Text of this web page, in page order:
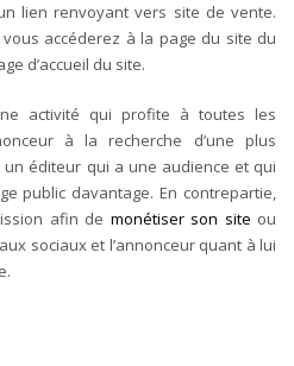
lien renvoyant vers site de vente.
accéderez à la page du site du
d’accueil du site.
activité qui profite à toutes les
à la recherche d’une plus
un éditeur qui a une audience et qui
public davantage. En contrepartie,
afin de monétiser son site ou
sociaux et l’annonceur quant à lui